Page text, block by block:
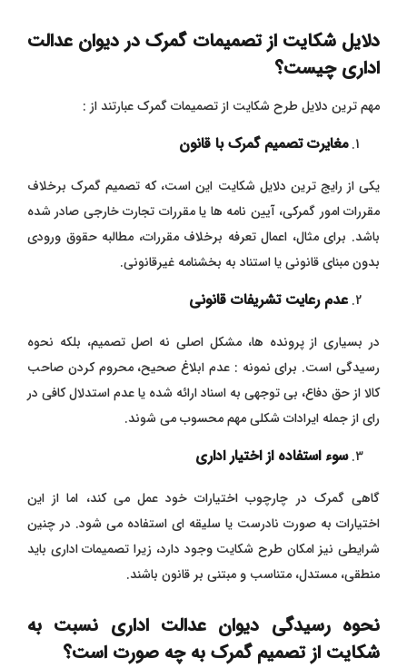
دلایل شکایت از تصمیمات گمرک در دیوان عدالت
اداری چیست؟
مهم ترین دلایل طرح شکایت از تصمیمات گمرک عبارتند از :
مغایرت تصمیم گمرک با قانون
یکی از رایج ترین دلایل شکایت این است، که تصمیم گمرک برخلاف
مقررات امور گمرکی، آیین نامه ها یا مقررات تجارت خارجی صادر شده
باشد. برای مثال، اعمال تعرفه برخلاف مقررات، مطالبه حقوق ورودی
بدون مبنای قانونی یا استناد به بخشنامه غیرقانونی.
عدم رعایت تشریفات قانونی
در بسیاری از پرونده ها، مشکل اصلی نه اصل تصمیم، بلکه نحوه
رسیدگی است. برای نمونه : عدم ابلاغ صحیح، محروم کردن صاحب
کالا از حق دفاع، بی توجهی به اسناد ارائه شده یا عدم استدلال کافی در
رای از جمله ایرادات شکلی مهم محسوب می شوند.
سوء استفاده از اختیار اداری
گاهی گمرک در چارچوب اختیارات خود عمل می کند، اما از این
اختیارات به صورت نادرست یا سلیقه ای استفاده می شود. در چنین
شرایطی نیز امکان طرح شکایت وجود دارد، زیرا تصمیمات اداری باید
منطقی، مستدل، متناسب و مبتنی بر قانون باشند.
نحوه رسیدگی دیوان عدالت اداری نسبت به
شکایت از تصمیم گمرک به چه صورت است؟